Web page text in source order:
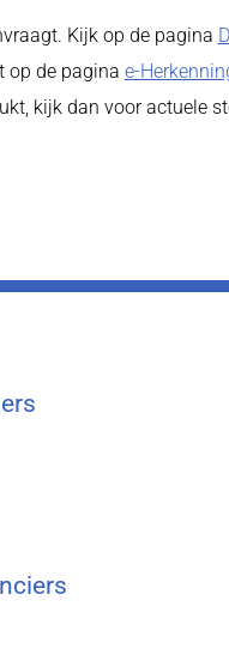
Kijk op de pagina
op de pagina e-
kijk dan voor actuele